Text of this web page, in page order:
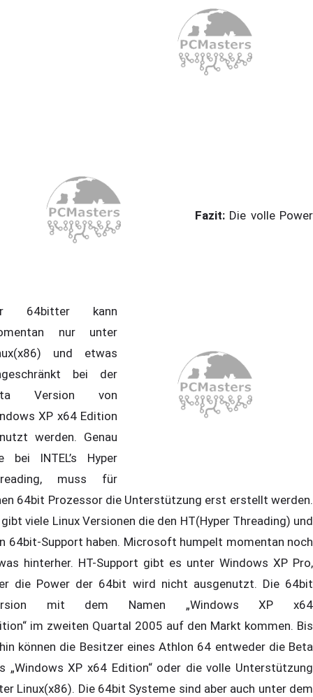
Fazit: Die volle Power
64bitter kann
nur unter
und etwas
bei der
Version von
XP x64 Edition
werden. Genau
bei INTEL’s Hyper
muss für
64bit Prozessor die Unterstützung erst erstellt werden.
gibt viele Linux Versionen die den HT(Hyper Threading) und
64bit-Support haben. Microsoft humpelt momentan noch
hinterher. HT-Support gibt es unter Windows XP Pro,
die Power der 64bit wird nicht ausgenutzt. Die 64bit
mit dem Namen „Windows XP x64
im zweiten Quartal 2005 auf den Markt kommen. Bis
können die Besitzer eines Athlon 64 entweder die Beta
„Windows XP x64 Edition“ oder die volle Unterstützung
Linux(x86). Die 64bit Systeme sind aber auch unter dem